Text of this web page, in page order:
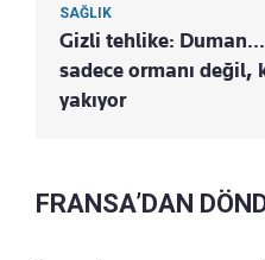
SAĞLIK
Gizli tehlike: Duman...
sadece ormanı değil,
yakıyor
FRANSA’DAN